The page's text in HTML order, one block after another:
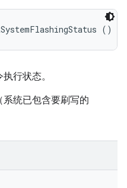
()
行状态。
统已包含要刷写的